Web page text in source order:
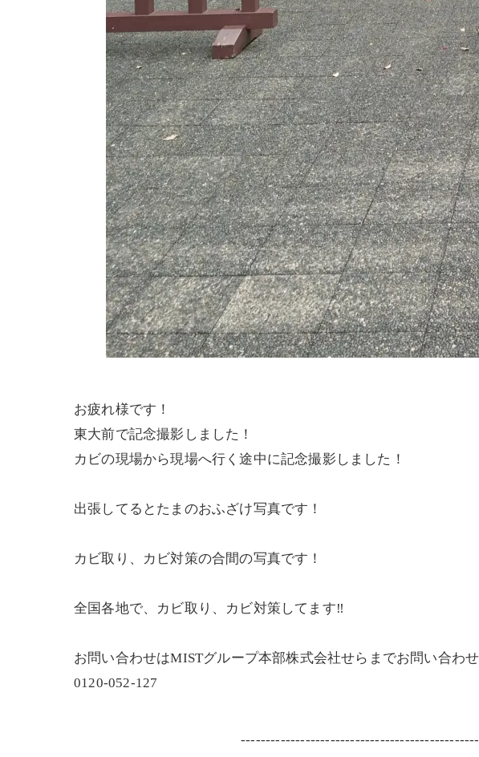
お疲れ様です！
東大前で記念撮影しました！
カビの現場から現場へ行く途中に記念撮影しました！
出張してるとたまのおふざけ写真です！
カビ取り、カビ対策の合間の写真です！
全国各地で、カビ取り、カビ対策してます‼️
お問い合わせはMISTグループ本部株式会社せらまでお問い合わせ
0120-052-127